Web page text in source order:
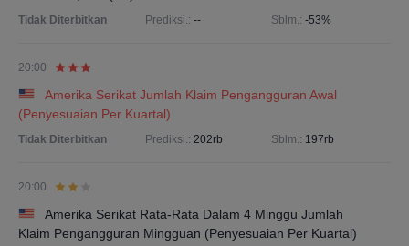
Tidak Diterbitkan Prediksi.: -- Sblm.: -53%
20:00
Amerika Serikat Jumlah Klaim Pengangguran Awal
(Penyesuaian Per Kuartal)
Tidak Diterbitkan Prediksi.: 202rb Sblm.: 197rb
20:00
Amerika Serikat Rata-Rata Dalam 4 Minggu Jumlah
Klaim Pengangguran Mingguan (Penyesuaian Per Kuartal)